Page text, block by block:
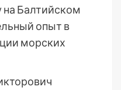
Балтийском
опыт в
морских